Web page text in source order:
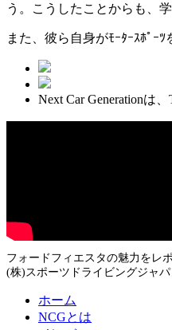
う。こうしたことからも、
また、彼ら自身がﾓｰﾀｰｽﾎﾟｰ
Next Car Generationは
フォードフィエスタの魅力をレ
(株)スポーツドライビングジャパ
ホーム
NCGとは